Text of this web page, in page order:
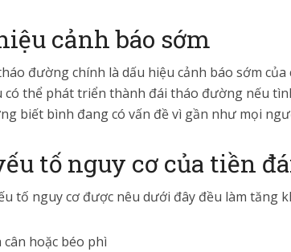
cảnh báo sớm
đường chính là dấu hiệu cảnh báo sớm
có thể phát triển thành đái tháo đường nếu
biết bình đang có vấn đề vì gần như mọi
tố nguy cơ của tiền
tố nguy cơ được nêu dưới đây đều làm tăng
cân hoặc béo phì